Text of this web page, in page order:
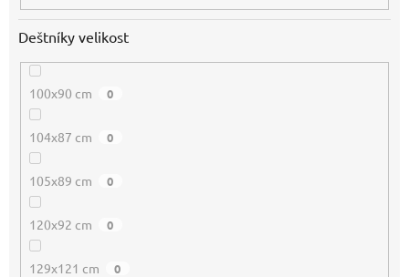
Deštníky velikost
100x90 cm 0
104x87 cm 0
105x89 cm 0
120x92 cm 0
129x121 cm 0